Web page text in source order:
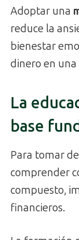
Adoptar una
reduce la
bienestar
dinero en
La
base
Para tomar
comprender
compuesto,
financieros.